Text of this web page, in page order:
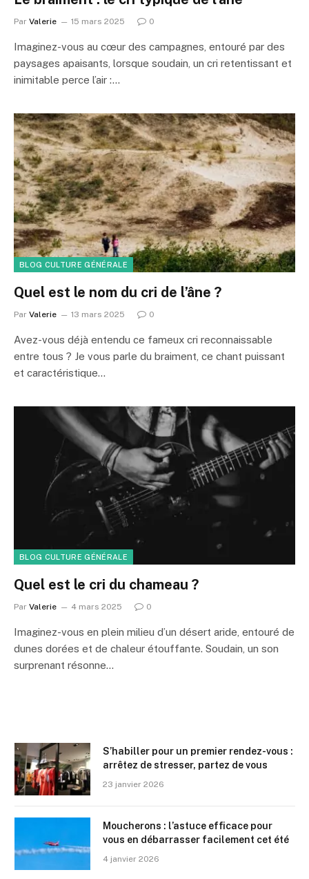
Par Valerie 15 mars 2025 0
Imaginez-vous au cœur des campagnes, entouré par des
paysages apaisants, lorsque soudain, un cri retentissant et
inimitable perce l’air :…
BLOG CULTURE GÉNÉRALE
Quel est le nom du cri de l’âne ?
Par Valerie 13 mars 2025 0
Avez-vous déjà entendu ce fameux cri reconnaissable
entre tous ? Je vous parle du braiment, ce chant puissant
et caractéristique…
BLOG CULTURE GÉNÉRALE
Quel est le cri du chameau ?
Par Valerie 4 mars 2025 0
Imaginez-vous en plein milieu d’un désert aride, entouré de
dunes dorées et de chaleur étouffante. Soudain, un son
surprenant résonne…
S’habiller pour un premier rendez-vous :
arrêtez de stresser, partez de vous
23 janvier 2026
Moucherons : l’astuce efficace pour
vous en débarrasser facilement cet été
4 janvier 2026